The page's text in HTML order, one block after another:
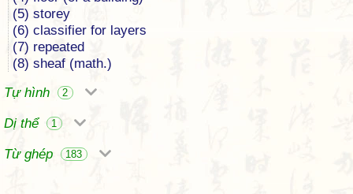
(5) storey
(6) classifier for layers
(7) repeated
(8) sheaf (math.)
Tự hình
2
Dị thể 1
Từ ghép 183